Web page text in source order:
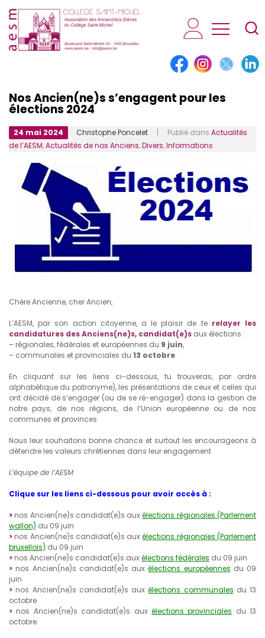
AESM...
Nos Ancien(ne)s s’engagent pour les
élections 2024
24 mai 2024 Christophe Poncelet | Publié dans Actualités
de l’AESM,Actualités de nos Anciens,Divers,Informations
Chère Ancienne, cher Ancien,
L’AESM, par son action citoyenne, a le plaisir de te relayer les
candidatures des Anciens(ne)s, candidat(e)s aux élections :
– régionales, fédérales et européennes du 9 juin,
– communales et provinciales du 13 octobre.
En cliquant sur les liens ci-dessous, tu trouveras, par ordre
alphabétique du patronyme), les présentations de ceux et celles qui
ont décidé de s’engager (ou de se ré-engager) dans la gestion de
notre pays, de nos régions, de l’Union européenne ou de nos
communes et provinces.
Nous leur souhaitons bonne chance et surtout les encourageons à
défendre les valeurs chrétiennes dans leur engagement
L’équipe de l’AESM
Clique sur les liens ci-dessous pour avoir accès à :
> nos Ancien(ne)s candidat(e)s auxélections régionales (Parlement
wallon) du 09 juin
> nos Ancien(ne)s candidat(e)s auxélections régionales (Parlement
bruxellois) du 09 juin
> nos Ancien(ne)s candidat(e)s auxélections fédérales du 09 juin
> nos Ancien(ne)s candidat(e)s auxélections européennes du 09
juin
> nos Ancien(ne)s candidat(e)s auxélections communales du 13
octobre
> nos Ancien(ne)s candidat(e)s aux élections provinciales du 13
octobre.